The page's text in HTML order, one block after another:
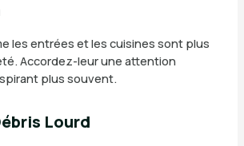
les entrées et les cuisines sont plus
Accordez-leur une attention
plus souvent.
Lourd